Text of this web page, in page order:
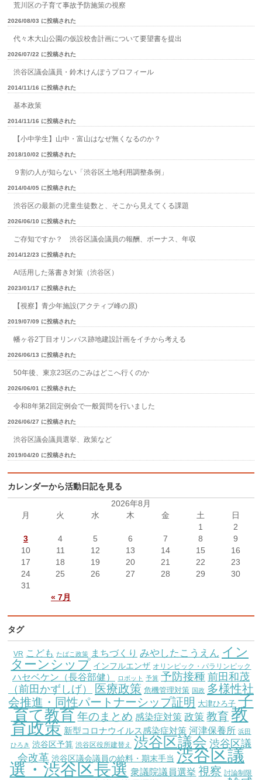
荒川区の子育て事故予防施策の視察
2026/08/03 に投稿された
代々木大山公園の仮設校舎計画について要望書を提出
2026/07/22 に投稿された
渋谷区議会議員・鈴木けんぽうプロフィール
2014/11/16 に投稿された
基本政策
2014/11/16 に投稿された
【小中学生】山中・富山はなぜ無くなるのか？
2018/10/02 に投稿された
９割の人が知らない「渋谷区土地利用調整条例」
2014/04/05 に投稿された
渋谷区の最新の児童生徒数と、そこから見えてくる課題
2026/06/10 に投稿された
ご存知ですか？ 渋谷区議会議員の報酬、ボーナス、年収
2014/12/23 に投稿された
AI活用した落書き対策（渋谷区）
2023/01/17 に投稿された
【視察】青少年施設(アクティブ峰の原)
2019/07/09 に投稿された
幡ヶ谷2丁目オリンパス跡地建設計画をイチから考える
2026/06/13 に投稿された
50年後、東京23区のごみはどこへ行くのか
2026/06/01 に投稿された
令和8年第2回定例会で一般質問を行いました
2026/06/27 に投稿された
渋谷区議会議員選挙、政策など
2019/04/20 に投稿された
カレンダーから活動日記を見る
2026年8月
月
火 水 木 金 土 日
« 7月
1
2
3
4 5 6 7 8
9
10
11 12 13 14 15
16
17
18 19 20 21 22
23
24
25 26 27 28 29
30
31
タグ
VR こども たばこ政策 まちづくり みやしたこうえん イン
ターンシップ インフルエンザ オリンピック・パラリンピック
ハセベケン（長谷部健） ロボット 予算 予防接種 前田和茂
（前田かずしげ）
医療政策 危機管理対策 国政 多様性社
会推進・同性パートナーシップ証明 大津ひろ子 子
育て教育 年のまとめ 感染症対策 政策 教育 教
育政策 新型コロナウイルス感染症対策 河津保養所 浜田
ひろき 渋谷区予算 渋谷区役所建替え 渋谷区議会 渋谷区議
会改革 渋谷区議会議員の給料・期末手当 渋谷区議
選・渋谷区長選 衆議院議員選挙 視察 討論制限